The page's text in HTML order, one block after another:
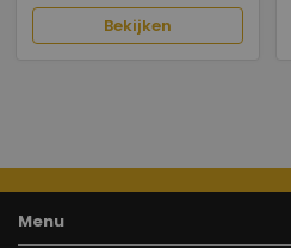
Bekijken
Menu